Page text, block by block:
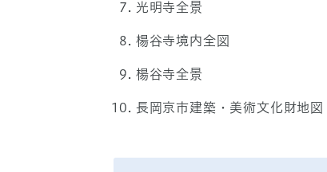
光明寺全景
楊谷寺境内全図
楊谷寺全景
長岡京市建築・美術文化財地図